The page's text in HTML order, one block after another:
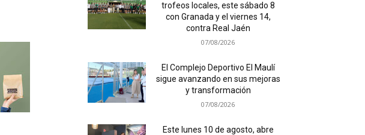
trofeos locales, este sábado 8
con Granada y el viernes 14,
contra Real Jaén
07/08/2026
El Complejo Deportivo El Maulí
sigue avanzando en sus mejoras
y transformación
07/08/2026
Este lunes 10 de agosto, abre